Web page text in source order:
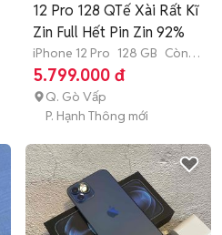
12 Pro 128 QTế Xài Rất Kĩ
Zin Full Hết Pin Zin 92%
iPhone 12 Pro 128 GB Còn
bảo hành
5.799.000 đ
Q. Gò Vấp
P. Hạnh Thông mới